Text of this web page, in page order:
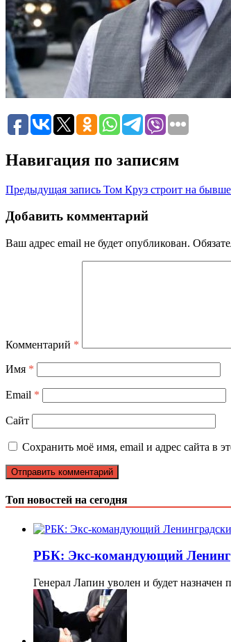
Навигация по записям
Предыдущая запись Том Круз строит на
Добавить комментарий
Ваш адрес email не будет опубликован.
Комментарий *
Имя *
Email *
Сайт
Сохранить моё имя, email и адрес сайта в
Топ новостей на сегодня
РБК: Экс-командующий
Генерал Лапин уволен и будет